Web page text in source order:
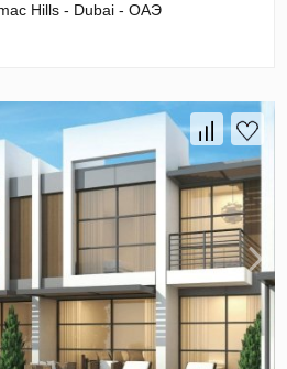
Hills - Dubai - ОАЭ